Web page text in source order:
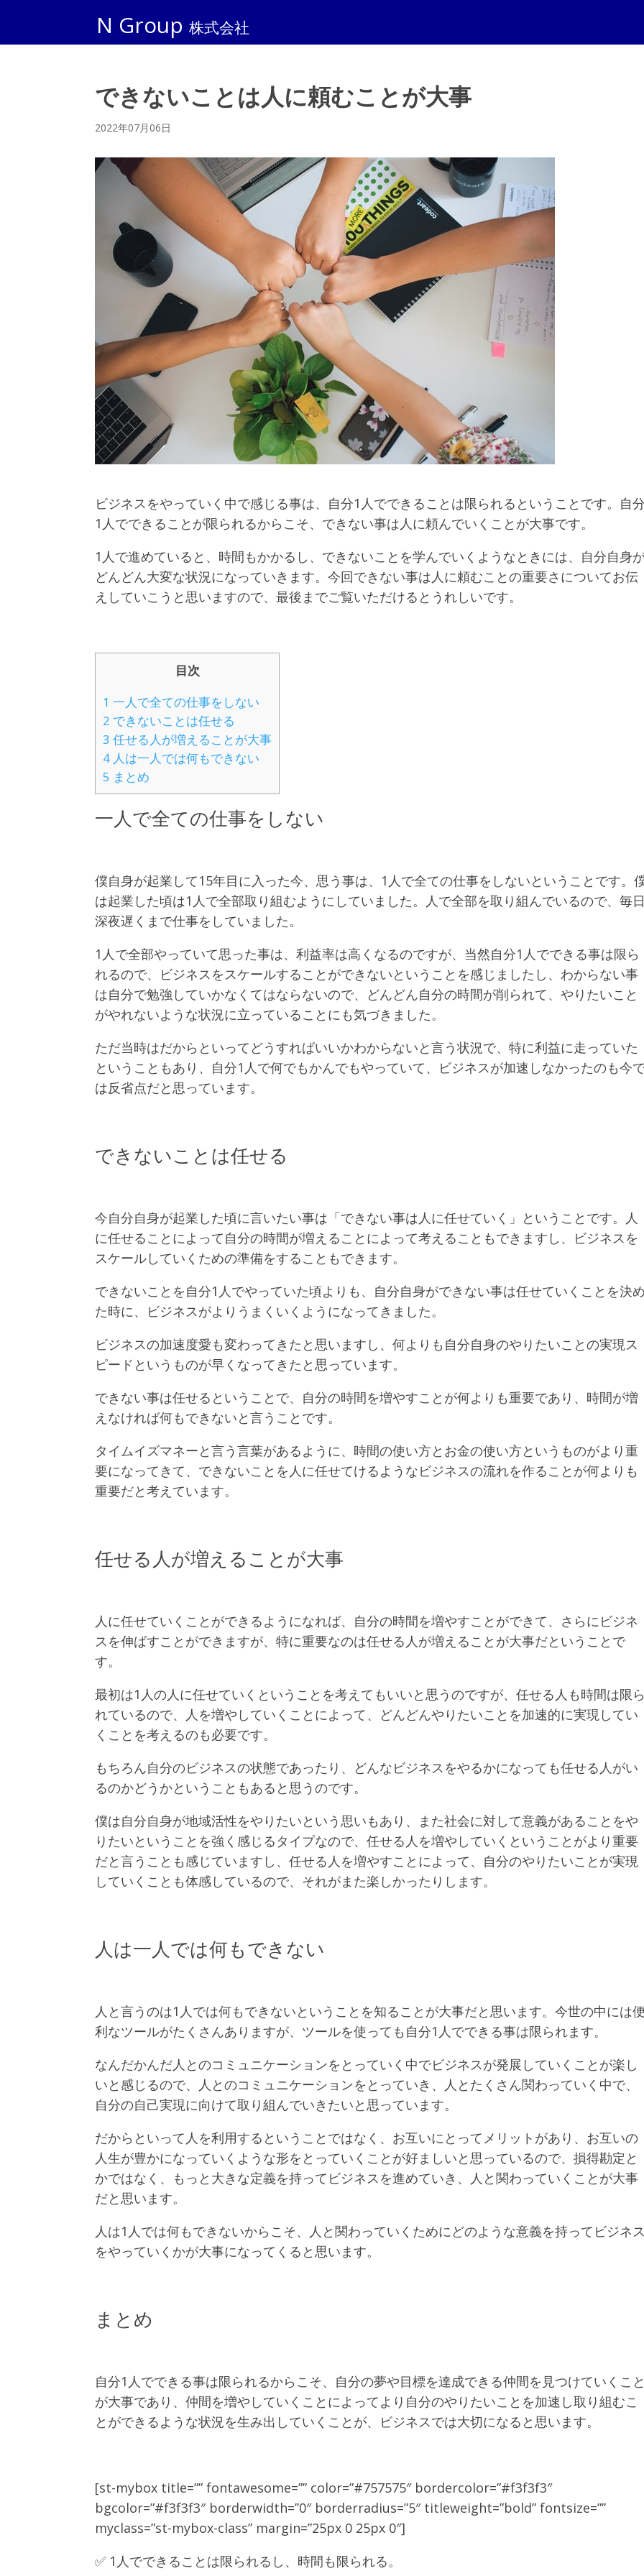
N Group株式会社
できないことは人に頼むことが大事
2022年07月06日
ビジネスをやっていく中で感じる事は、自分1人でできることは限られるということです。自
1人でできることが限られるからこそ、できない事は人に頼んでいくことが大事です。
1人で進めていると、時間もかかるし、できないことを学んでいくようなときには、自分自身
どんどん大変な状況になっていきます。今回できない事は人に頼むことの重要さについてお伝
えしていこうと思いますので、最後までご覧いただけるとうれしいです。
目次
1 一人で全ての仕事をしない
2 できないことは任せる
3 任せる人が増えることが大事
4 人は一人では何もできない
5 まとめ
一人で全ての仕事をしない
僕自身が起業して15年目に入った今、思う事は、1人で全ての仕事をしないということです。
は起業した頃は1人で全部取り組むようにしていました。人で全部を取り組んでいるので、毎
深夜遅くまで仕事をしていました。
1人で全部やっていて思った事は、利益率は高くなるのですが、当然自分1人でできる事は限ら
れるので、ビジネスをスケールすることができないということを感じましたし、わからない事
は自分で勉強していかなくてはならないので、どんどん自分の時間が削られて、やりたいこと
がやれないような状況に立っていることにも気づきました。
ただ当時はだからといってどうすればいいかわからないと言う状況で、特に利益に走っていた
ということもあり、自分1人で何でもかんでもやっていて、ビジネスが加速しなかったのも今
は反省点だと思っています。
できないことは任せる
今自分自身が起業した頃に言いたい事は「できない事は人に任せていく」ということです。人
に任せることによって自分の時間が増えることによって考えることもできますし、ビジネスを
スケールしていくための準備をすることもできます。
できないことを自分1人でやっていた頃よりも、自分自身ができない事は任せていくことを決
た時に、ビジネスがよりうまくいくようになってきました。
ビジネスの加速度愛も変わってきたと思いますし、何よりも自分自身のやりたいことの実現ス
ピードというものが早くなってきたと思っています。
できない事は任せるということで、自分の時間を増やすことが何よりも重要であり、時間が増
えなければ何もできないと言うことです。
タイムイズマネーと言う言葉があるように、時間の使い方とお金の使い方というものがより重
要になってきて、できないことを人に任せてけるようなビジネスの流れを作ることが何よりも
重要だと考えています。
任せる人が増えることが大事
人に任せていくことができるようになれば、自分の時間を増やすことができて、さらにビジネ
スを伸ばすことができますが、特に重要なのは任せる人が増えることが大事だということで
す。
最初は1人の人に任せていくということを考えてもいいと思うのですが、任せる人も時間は限
れているので、人を増やしていくことによって、どんどんやりたいことを加速的に実現してい
くことを考えるのも必要です。
もちろん自分のビジネスの状態であったり、どんなビジネスをやるかになっても任せる人がい
るのかどうかということもあると思うのです。
僕は自分自身が地域活性をやりたいという思いもあり、また社会に対して意義があることをや
りたいということを強く感じるタイプなので、任せる人を増やしていくということがより重要
だと言うことも感じていますし、任せる人を増やすことによって、自分のやりたいことが実現
していくことも体感しているので、それがまた楽しかったりします。
人は一人では何もできない
人と言うのは1人では何もできないということを知ることが大事だと思います。今世の中には
利なツールがたくさんありますが、ツールを使っても自分1人でできる事は限られます。
なんだかんだ人とのコミュニケーションをとっていく中でビジネスが発展していくことが楽し
いと感じるので、人とのコミュニケーションをとっていき、人とたくさん関わっていく中で、
自分の自己実現に向けて取り組んでいきたいと思っています。
だからといって人を利用するということではなく、お互いにとってメリットがあり、お互いの
人生が豊かになっていくような形をとっていくことが好ましいと思っているので、損得勘定と
かではなく、もっと大きな定義を持ってビジネスを進めていき、人と関わっていくことが大事
だと思います。
人は1人では何もできないからこそ、人と関わっていくためにどのような意義を持ってビジネ
をやっていくかが大事になってくると思います。
まとめ
自分1人でできる事は限られるからこそ、自分の夢や目標を達成できる仲間を見つけていくこ
が大事であり、仲間を増やしていくことによってより自分のやりたいことを加速し取り組むこ
とができるような状況を生み出していくことが、ビジネスでは大切になると思います。
[st-mybox title=”” fontawesome=”” color=”#757575″ bordercolor=”#f3f3f3″
bgcolor=”#f3f3f3″ borderwidth=”0″ borderradius=”5″ titleweight=”bold” fontsize=””
myclass=”st-mybox-class” margin=”25px 0 25px 0″]
✅ 1人でできることは限られるし、時間も限られる。